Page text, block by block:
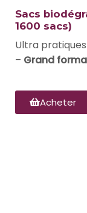
Sacs
1600 sacs)
Ultra
– Grand
Acheter